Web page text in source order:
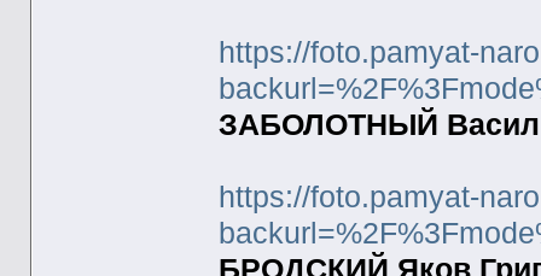
https://foto.pamyat-
ЗАБОЛОТНЫЙ
https://foto.pamyat-
БРОДСКИЙ Яков